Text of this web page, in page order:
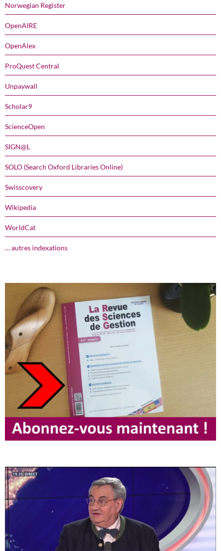
Norwegian Register
OpenAIRE
OpenAlex
ProQuest Central
Unpaywall
Scholar9
ScienceOpen
SIGN@L
SOLO (Search Oxford Libraries Online)
Swisscovery
Wikipedia
WorldCat
… autres indexations